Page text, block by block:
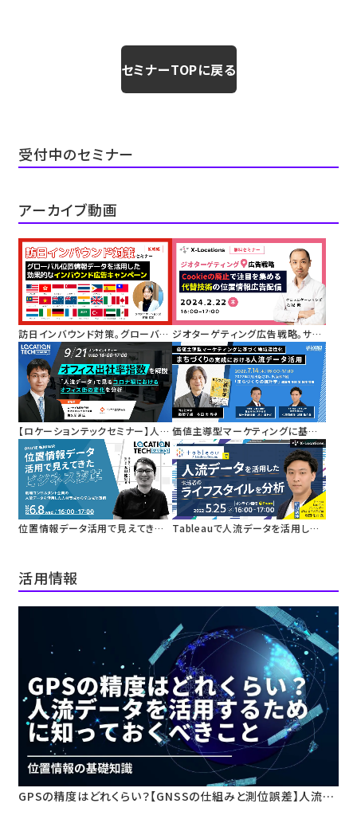
セミナーTOPに戻る
受付中のセミナー
アーカイブ動画
訪日インバウンド対策。グローバル
位置情報データを活用した効果的
なインバウンド広告キャンペーン
ジオターゲティング広告戦略。サー
ドパーティーCookieの廃止で注目
を集める代替技術としての位置情
報を活用した広告配信
【ロケーションテックセミナー】人流
データを活用した「オフィス出社率
指数」を解説
価値主導型マーケティングに基づく
地域活性化
まちづくりの実践における人流デ
ータ活用
位置情報データ活用で見えてきた
Tableauで人流データを活用した
活用情報
GPSの精度はどれくらい？【GNSSの仕組みと測位誤差】人流デ